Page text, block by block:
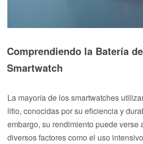
Comprendiendo la Batería
Smartwatch
La mayoría de los smartwatches
litio, conocidas por su eficiencia y
embargo, su rendimiento puede verse
diversos factores como el uso